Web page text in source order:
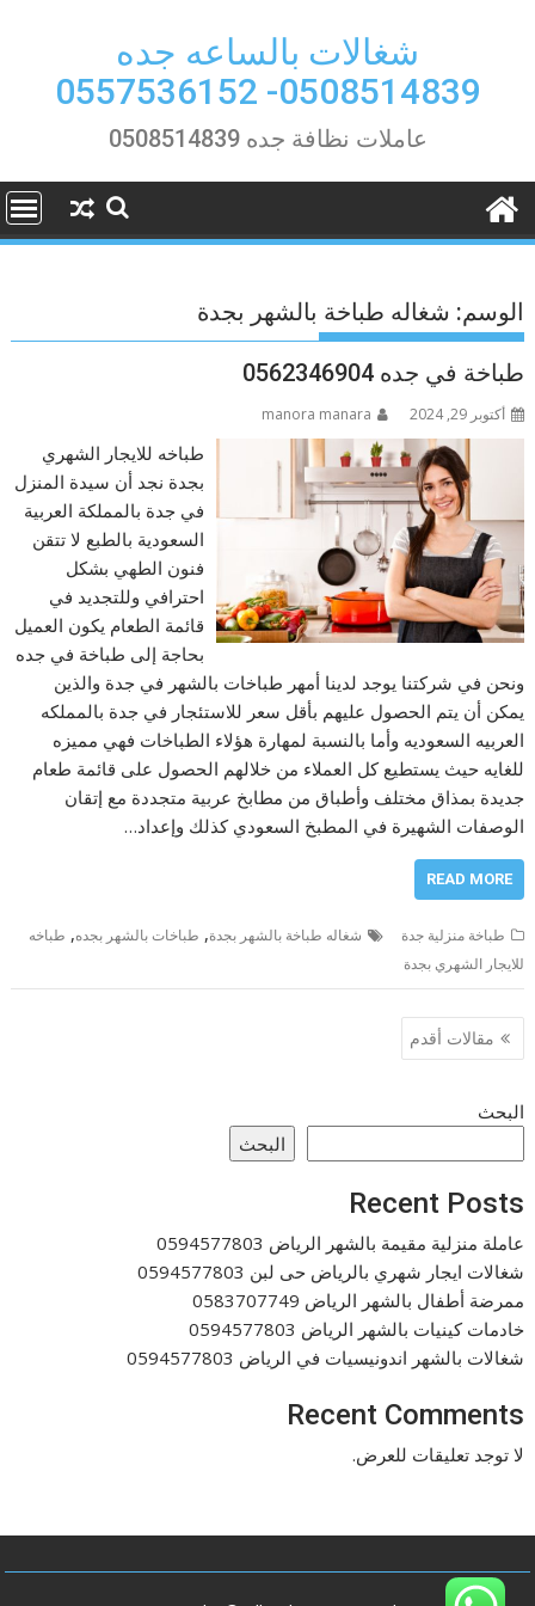
شغالات بالساعه جده
0508514839- 0557536152
عاملات نظافة جده 0508514839
الوسم: شغاله طباخة بالشهر بجدة
طباخة في جده 0562346904
أكتوبر 29, 2024 manora manara
طباخه للايجار الشهري
بجدة نجد أن سيدة المنزل
في جدة بالمملكة العربية
السعودية بالطبع لا تتقن
فنون الطهي بشكل
احترافي وللتجديد في
قائمة الطعام يكون العميل
بحاجة إلى طباخة في جده
ونحن في شركتنا يوجد لدينا أمهر طباخات بالشهر في جدة والذين
يمكن أن يتم الحصول عليهم بأقل سعر للاستئجار في جدة بالمملكه
العربيه السعوديه وأما بالنسبة لمهارة هؤلاء الطباخات فهي مميزه
للغايه حيث يستطيع كل العملاء من خلالهم الحصول على قائمة طعام
جديدة بمذاق مختلف وأطباق من مطابخ عربية متجددة مع إتقان
الوصفات الشهيرة في المطبخ السعودي كذلك وإعداد…
READ MORE
طباخة منزلية جدة شغاله طباخة بالشهر بجدة, طباخات بالشهر بجده, طباخه
للايجار الشهري بجدة
تصفّح
المقالات
مقالات أقدم
البحث
البحث
Recent Posts
عاملة منزلية مقيمة بالشهر الرياض 0594577803
شغالات ايجار شهري بالرياض حى لبن 0594577803
ممرضة أطفال بالشهر الرياض 0583707749
خادمات كينيات بالشهر الرياض 0594577803
شغالات بالشهر اندونيسيات في الرياض 0594577803
Recent Comments
لا توجد تعليقات للعرض.